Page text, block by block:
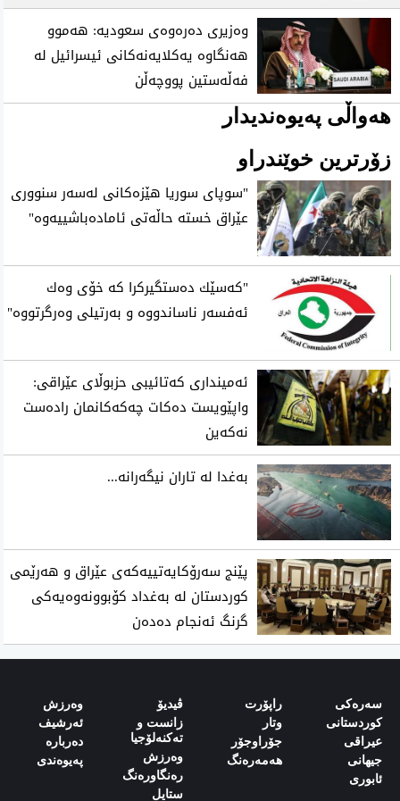
وەزیری دەرەوەی سعودیە: هەموو
هەنگاوە یەکلایەنەکانی ئیسرائیل لە
فەڵەستین پووچەڵن
هەواڵی پەیوەندیدار
زۆرترین خوێندراو
"سوپای‌ سوریا هێزه‌كانی‌ له‌سه‌ر سنووری‌
عێراق خسته‌ حاڵه‌تی‌ ئاماده‌باشییه‌وه‌"
"كه‌سێك ده‌ستگیركرا كه‌ خۆی‌ وه‌ك
ئه‌فسه‌ر ناساندووه‌ و به‌رتیلی‌ وه‌رگرتووه‌"
ئه‌مینداری‌ كه‌تائیبی‌ حزبوڵای عێراقی:
واپێویست ده‌كات چه‌كه‌كانمان راده‌ست
نه‌كه‌ین
به‌غدا له‌ تاران نیگه‌رانه‌...
پێنج سەرۆکایەتییەکەی عێراق و هەرێمی
کوردستان لە بەغداد کۆبوونەوەیەکی
گرنگ ئەنجام دەدەن
سەرەکی
کوردستانی
‌‌عیراقی‌
‌‌جیهانی‌
‌‌ئابوری‌
راپۆرت
وتار
جۆراوجۆر
هەمەرەنگ
ڤیدیۆ
زانست و
تەکنەلۆجیا
وەرزش
رەنگاورەنگ
ستایل‌
وەرزش‌
ئەرشیف
دەربارە‌
پەیوەندی‌